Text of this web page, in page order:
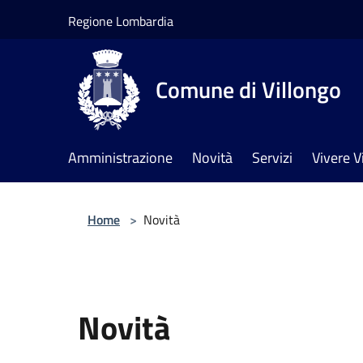
Regione Lombardia
Comune di Villongo
Amministrazione Novità Servizi Vivere
Home > Novità
Novità